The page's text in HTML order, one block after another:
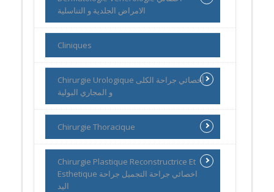
الامراض الجلدية و التناسلية
Cliniques
Chirurgie Urologique أخصائي جراحة الكلى
و المجاري البولية
Chirurgie Thoracique
Chirurgie Plastique Reconstructrice Et
Esthetique اخصائي جراحة التجميل جراحة
اليد